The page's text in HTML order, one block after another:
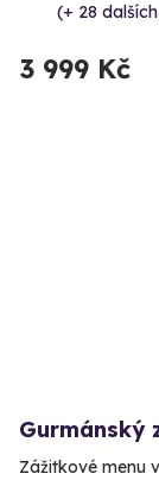
(+ 28
3 999 Kč
Gurmánský
Zážitkové menu